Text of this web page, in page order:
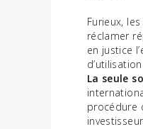
Furieux,
réclamer
en justice
La seule
procédure